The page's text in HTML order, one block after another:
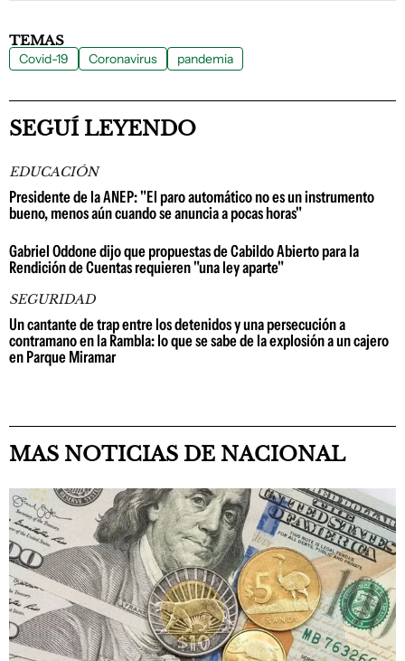
TEMAS
Covid-19 Coronavirus pandemia
SEGUÍ LEYENDO
EDUCACIÓN
Presidente de la ANEP: "El paro automático no es un instrumento
bueno, menos aún cuando se anuncia a pocas horas"
Gabriel Oddone dijo que propuestas de Cabildo Abierto para la
Rendición de Cuentas requieren "una ley aparte"
SEGURIDAD
Un cantante de trap entre los detenidos y una persecución a
contramano en la Rambla: lo que se sabe de la explosión a un cajero
en Parque Miramar
MAS NOTICIAS DE NACIONAL